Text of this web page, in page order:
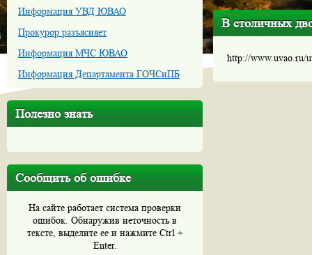
Информация УВД ЮВАО
Прокурор разъясняет
Информация МЧС ЮВАО
Информация Департамента ГОЧСиПБ
Полезно знать
Сообщить об ошибке
На сайте работает система проверки
ошибок. Обнаружив неточность в
тексте, выделите ее и нажмите Ctrl +
Enter.
В столичных
http://www.uvao.ru/